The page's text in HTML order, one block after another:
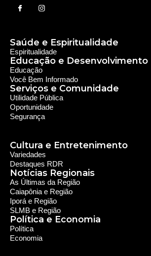
Saúde e Espiritualidade
Espiritualidade
Educação e Desenvolvimento
Educação
Você Bem Informado
Serviços e Comunidade
Utilidade Pública
Oportunidade
Segurança
Cultura e Entretenimento
Política e Economia
Notícias Regionais
Política
Economia
As Últimas da Região
Caiapônia e Região
Iporá e Região
SLMB e Região
Variedades
Destaques RDR